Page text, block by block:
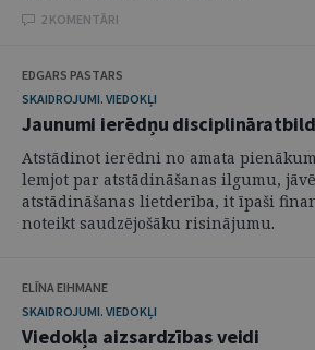
2 KOMENTĀRI
EDGARS PASTARS
SKAIDROJUMI. VIEDOKĻI
Jaunumi ierēdņu
Atstādinot ierēdni no amata
lemjot par atstādināšanas ilgumu,
atstādināšanas lietderība, it īpaši
noteikt saudzējošāku risinājumu.
ELĪNA EIHMANE
SKAIDROJUMI. VIEDOKĻI
Viedokļa aizsardzības veidi